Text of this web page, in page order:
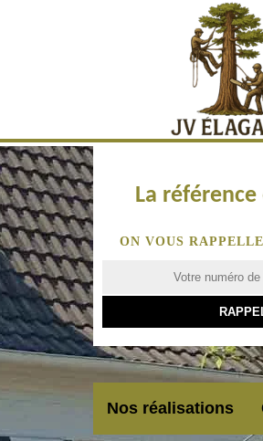
La référence
ON VOUS
Nos réalisations